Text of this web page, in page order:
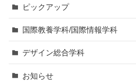
ピックアップ
国際教養学科/国際情報学科
デザイン総合学科
お知らせ